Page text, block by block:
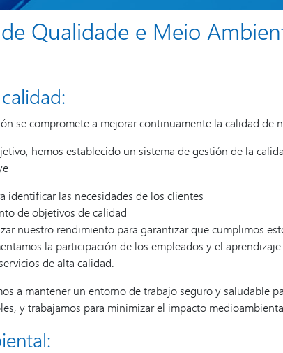
Qualidade e Meio
se compromete a mejorar continuamente la calidad de
hemos establecido un sistema de gestión de la
identificar las necesidades de los clientes
de objetivos de calidad
nuestro rendimiento para garantizar que cumplimos
la participación de los empleados y el
de alta calidad.
a mantener un entorno de trabajo seguro y saludable
y trabajamos para minimizar el impacto